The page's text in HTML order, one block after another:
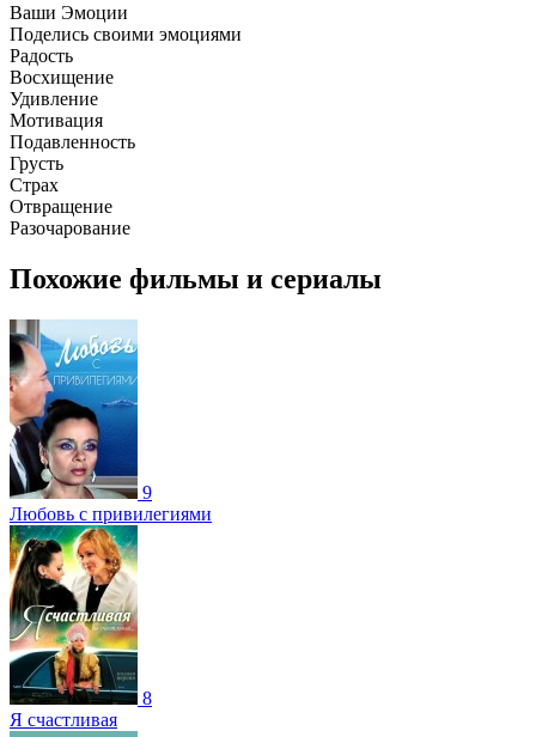
Ваши Эмоции
Поделись своими эмоциями
Радость
Восхищение
Удивление
Мотивация
Подавленность
Грусть
Страх
Отвращение
Разочарование
Похожие фильмы и сериалы
9
Любовь с привилегиями
8
Я счастливая